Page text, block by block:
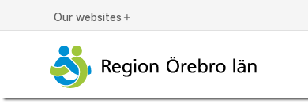
Our websites add